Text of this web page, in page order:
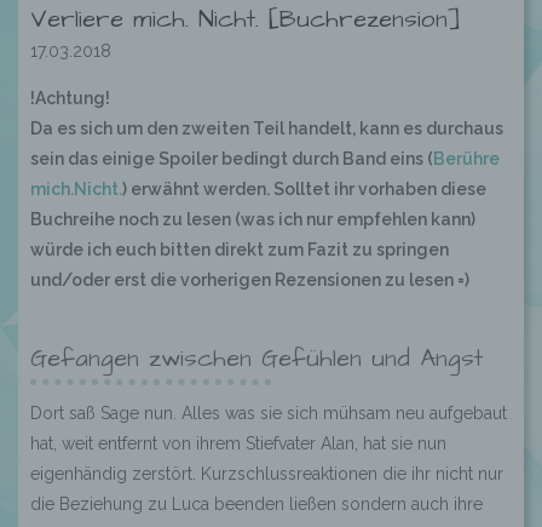
Verliere mich. Nicht. [Buchrezension]
17.03.2018
!Achtung!
Da es sich um den zweiten Teil handelt, kann es durchaus
sein das einige Spoiler bedingt durch Band eins (Berühre
mich.Nicht.) erwähnt werden. Solltet ihr vorhaben diese
Buchreihe noch zu lesen (was ich nur empfehlen kann)
würde ich euch bitten direkt zum Fazit zu springen
und/oder erst die vorherigen Rezensionen zu lesen =)
Gefangen zwischen Gefühlen und Angst
Dort saß Sage nun. Alles was sie sich mühsam neu aufgebaut
hat, weit entfernt von ihrem Stiefvater Alan, hat sie nun
eigenhändig zerstört. Kurzschlussreaktionen die ihr nicht nur
die Beziehung zu Luca beenden ließen sondern auch ihre